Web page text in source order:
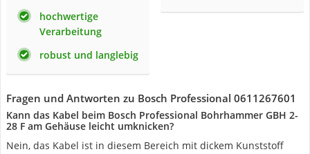
hochwertige
Verarbeitung
robust und langlebig
Fragen und Antworten zu Bosch Professional 0611267601
Kann das Kabel beim Bosch Professional Bohrhammer GBH 2-
28 F am Gehäuse leicht umknicken?
Nein, das Kabel ist in diesem Bereich mit dickem Kunststoff